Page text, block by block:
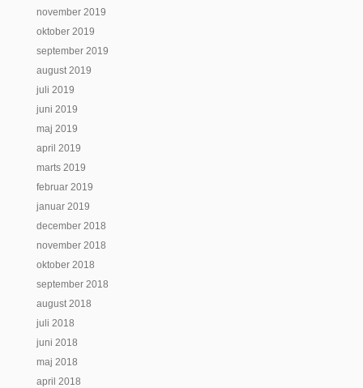
november 2019
oktober 2019
september 2019
august 2019
juli 2019
juni 2019
maj 2019
april 2019
marts 2019
februar 2019
januar 2019
december 2018
november 2018
oktober 2018
september 2018
august 2018
juli 2018
juni 2018
maj 2018
april 2018